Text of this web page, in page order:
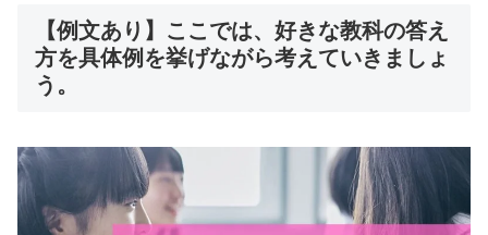
【例文あり】ここでは、好きな教科の答え
方を具体例を挙げながら考えていきましょ
う。